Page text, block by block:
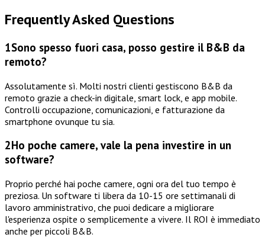
Frequently Asked Questions
1Sono spesso fuori casa, posso gestire il B&B da
remoto?
Assolutamente sì. Molti nostri clienti gestiscono B&B da
remoto grazie a check-in digitale, smart lock, e app mobile.
Controlli occupazione, comunicazioni, e fatturazione da
smartphone ovunque tu sia.
2Ho poche camere, vale la pena investire in un
software?
Proprio perché hai poche camere, ogni ora del tuo tempo è
preziosa. Un software ti libera da 10-15 ore settimanali di
lavoro amministrativo, che puoi dedicare a migliorare
l'esperienza ospite o semplicemente a vivere. Il ROI è immediato
anche per piccoli B&B.